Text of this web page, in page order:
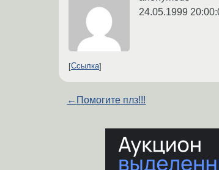
24.05.1999
Ссылка
← Помогите плз!!!